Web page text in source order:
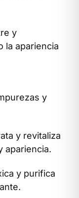
y
la apariencia
y
y revitaliza
apariencia.
y purifica